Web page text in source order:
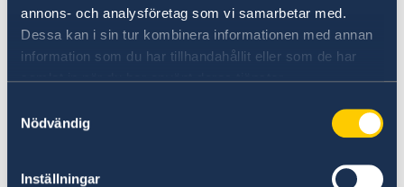
annons- och analysföretag som vi samarbetar med.
Dessa kan i sin tur kombinera informationen med annan
information som du har tillhandahållit eller som de har
samlat in när du har använt deras tjänster.
Nödvändig
Inställningar
Vissa sjukhus kräver betalning innan
behandling påbörjas. Det finns gott om apotek,
men man bör vara uppmärksam på att
pirattillverkad och utgången medicin kan
finnas till försäljning. Den som har behov av
särskild medicinering rekommenderas att ta